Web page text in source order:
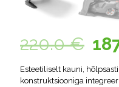
220.0€
Esteetiliselt kauni,
konstruktsiooniga